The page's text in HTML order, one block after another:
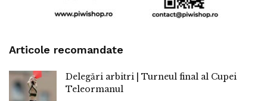
Articole recomandate
Delegări arbitri | Turneul final al Cupei
Teleormanul